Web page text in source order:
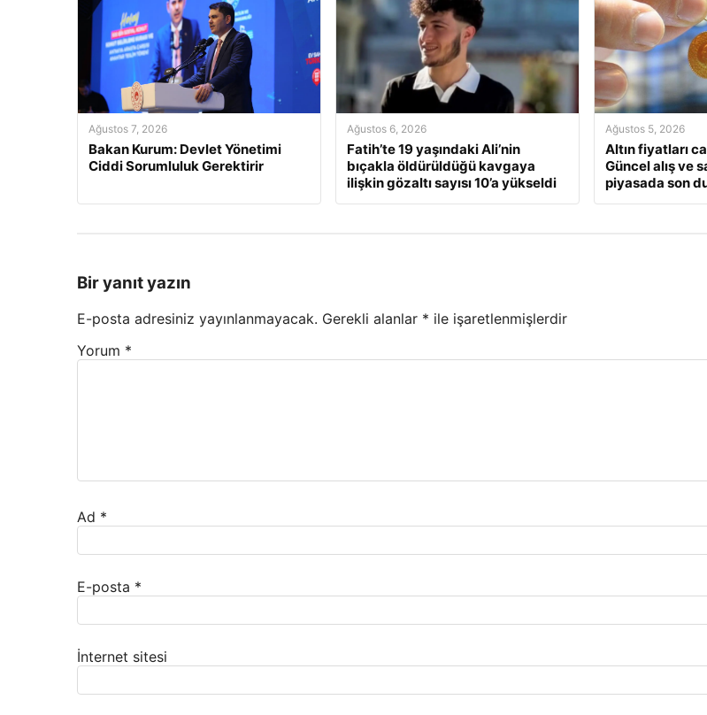
Ağustos 7, 2026
Bakan Kurum: Devlet Yönetimi
Ciddi Sorumluluk Gerektirir
Ağustos 6, 2026
Fatih’te 19 yaşındaki Ali’nin
bıçakla öldürüldüğü kavgaya
ilişkin gözaltı sayısı 10’a yükseldi
Ağustos 5, 2026
Altın fiyatları
Güncel alış ve
piyasada son
Bir yanıt yazın
E-posta adresiniz yayınlanmayacak. Gerekli alanlar * ile işaretlenmişlerdir
Yorum *
Ad *
E-posta *
İnternet sitesi